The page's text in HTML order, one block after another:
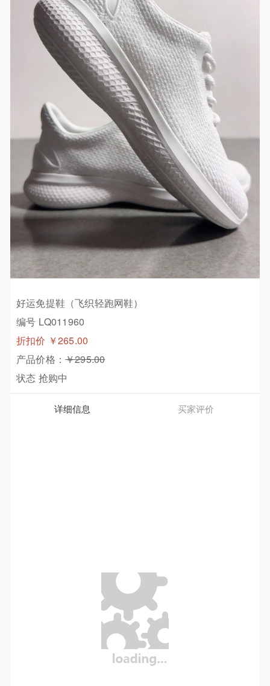
好运免提鞋（飞织轻跑网鞋）
编号 LQ011960
折扣价 ￥265.00
产品价格： ￥295.00
状态 抢购中
详细信息 买家评价